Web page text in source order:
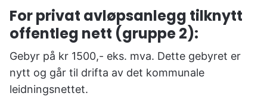
For privat avløpsanlegg tilknytt
offentleg nett (gruppe 2):
Gebyr på kr 1500,- eks. mva. Dette gebyret er
nytt og går til drifta av det kommunale
leidningsnettet.